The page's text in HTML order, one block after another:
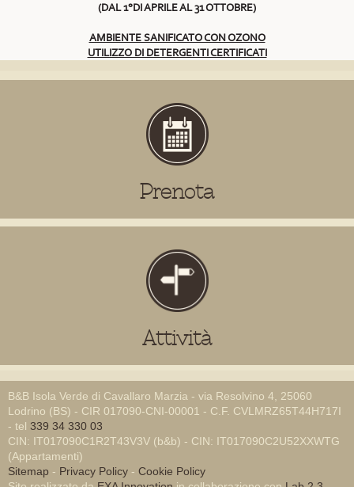
(DAL 1°DI APRILE AL 31 OTTOBRE)
AMBIENTE SANIFICATO CON OZONO
UTILIZZO DI DETERGENTI CERTIFICATI
Prenota
Attività
B&B Isola Verde di Cavallaro Marzia - via Resolvino 4, 25060
Lodrino (BS) - CIR 017090-CNI-00001 - C.F. CVLMRZ65T44H717I
- tel 339 34 330 03
CIN: IT017090C1R2T43V3V (b&b) - CIN: IT017090C2U52XXWTG
(Appartamenti)
Sitemap - Privacy Policy - Cookie Policy